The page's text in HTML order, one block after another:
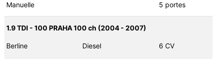
Manuelle 5 portes
1.9 TDI - 100 PRAHA 100 ch (2004 - 2007)
Berline Diesel 6 CV